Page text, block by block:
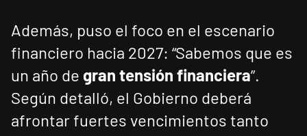
Además, puso el foco en el escenario
financiero hacia 2027: “Sabemos que es
un año de gran tensión financiera”.
Según detalló, el Gobierno deberá
afrontar fuertes vencimientos tanto